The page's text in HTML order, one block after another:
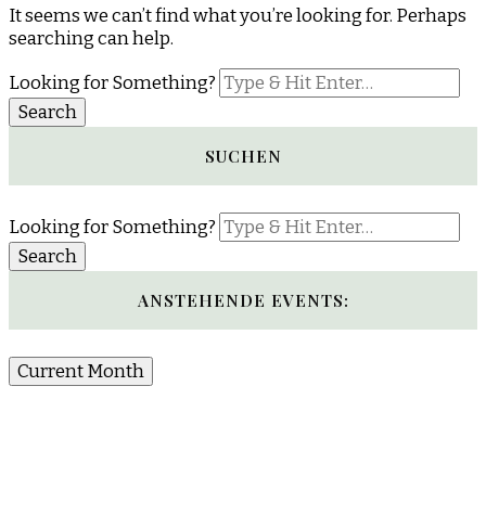
It seems we can’t find what you’re looking for. Perhaps
searching can help.
Looking for Something?
SUCHEN
Looking for Something?
ANSTEHENDE EVENTS:
Current Month